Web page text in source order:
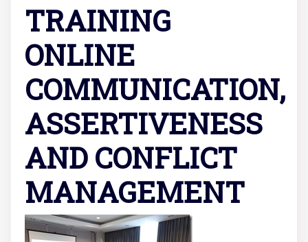
TRAINING
ONLINE
COMMUNICATION,
ASSERTIVENESS
AND CONFLICT
MANAGEMENT